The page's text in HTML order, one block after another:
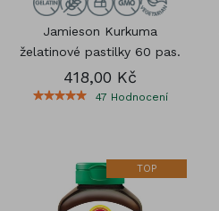
Jamieson Kurkuma
želatinové pastilky 60 pas.
418,00 Kč
47 Hodnocení
TOP